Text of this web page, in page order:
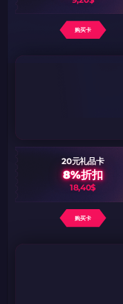
购买卡
20元礼品卡
8%折扣
18,40$
购买卡